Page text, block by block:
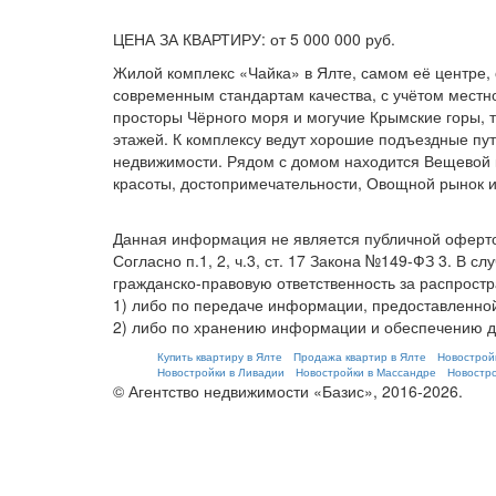
ЦЕНА ЗА КВАРТИРУ: от 5 000 000 руб.
Жилой комплекс «Чайка» в Ялте, самом её
современным стандартам качества, с учётом
просторы Чёрного моря и могучие Крымские горы,
этажей. К комплексу ведут хорошие подъездные
недвижимости. Рядом с домом находится
красоты, достопримечательности, Овощной
Данная информация не является публичной
Согласно п.1, 2, ч.3, ст. 17 Закона №149-ФЗ 3. В
гражданско-правовую ответственность за
1) либо по передаче информации,
2) либо по хранению информации и обеспечению
Купить квартиру в Ялте Продажа квартир в Ялте
Новостройки в Ливадии
Новостройки в Массандре
© Агентство недвижимости «Базис», 2016-2026.